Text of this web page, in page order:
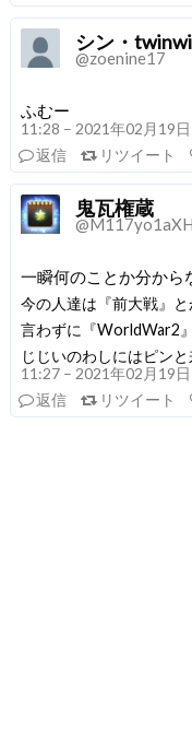
シン・
@zoenine17
ふむー
11:28 – 2021年02月19日
返信
リツイート
鬼瓦権蔵
一瞬何のことか分から
今の人達は『前大戦』
言わずに『WorldWar2
じじいのわしにはピン
11:27 – 2021年02月19日
返信
リツイート